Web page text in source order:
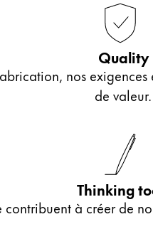
Quality
nos
de valeur.
Thinking
à créer de